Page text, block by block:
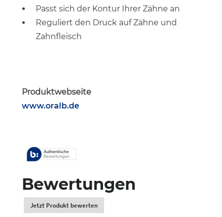
Passt sich der Kontur Ihrer Zähne an
Reguliert den Druck auf Zähne und
Zahnfleisch
Produktwebseite
www.oralb.de
Bewertungen
Jetzt Produkt bewerten.
Dadurch